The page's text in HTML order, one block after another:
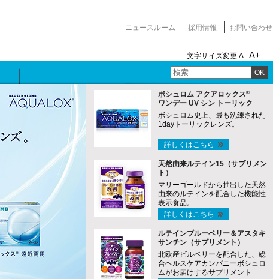
ニュースルーム 採用情報 お問い合わせ
文字サイズ変更 A - A+
OK
ボシュロム アクアロックス®
ワンデー UV シン トーリック
ボシュロム史上、最も洗練された
1dayトーリックレンズ。
詳しくはこちら
天然由来ルテイン15（サプリメン
ト）
マリーゴールドから抽出した天然
由来のルテインを配合した機能性
表示食品。
詳しくはこちら
ルテインブルーベリー＆アスタキ
サンチン（サプリメント）
北欧産ビルベリーを配合した、総
合ヘルスケアカンパニーボシュロ
ムがお届けするサプリメント